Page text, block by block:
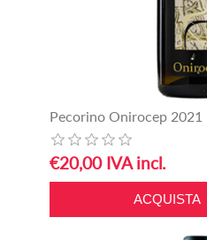
Pecorino Onirocep 2021
€20,00 IVA incl.